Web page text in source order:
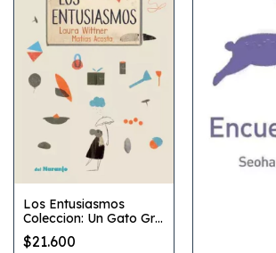
Los Entusiasmos
Coleccion: Un Gato Gris
Autor: Laura Wittner
Dibujante: Matias
$21.600